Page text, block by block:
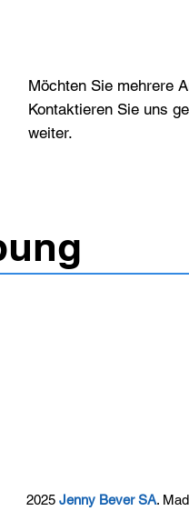
Möchten Sie mehrere
Kontaktieren Sie uns
weiter.
2025 Jenny Bever SA.